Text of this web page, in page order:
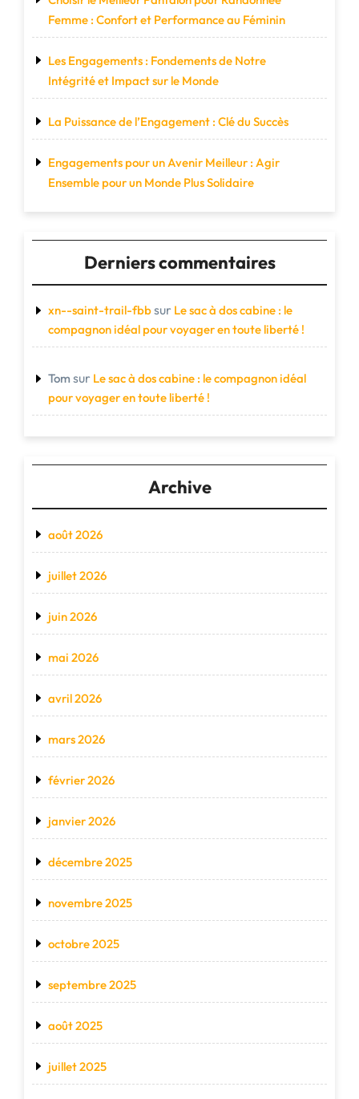
Femme : Confort et Performance au Féminin
Les Engagements : Fondements de Notre
Intégrité et Impact sur le Monde
La Puissance de l’Engagement : Clé du Succès
Engagements pour un Avenir Meilleur : Agir
Ensemble pour un Monde Plus Solidaire
Derniers commentaires
xn--saint-trail-fbbsur Le sac à dos cabine : le
compagnon idéal pour voyager en toute liberté !
Tom sur Le sac à dos cabine : le compagnon idéal
pour voyager en toute liberté !
Archive
août 2026
juillet 2026
juin 2026
mai 2026
avril 2026
mars 2026
février 2026
janvier 2026
décembre 2025
novembre 2025
octobre 2025
septembre 2025
août 2025
juillet 2025